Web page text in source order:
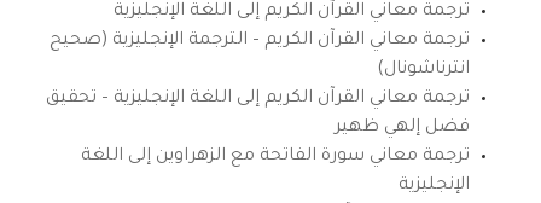
ترجمة معاني القرآن الكريم إلى اللغة الإنجليزية
ترجمة معاني القرآن الكريم – الترجمة الإنجليزية (صحيح
انترناشونال)
ترجمة معاني القرآن الكريم إلى اللغة الإنجليزية – تحقيق
فضل إلهي ظهير
ترجمة معاني سورة الفاتحة مع الزهراوين إلى اللغة
الإنجليزية